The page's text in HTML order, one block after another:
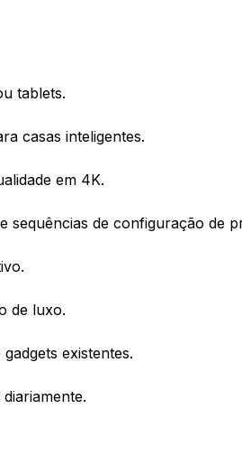
tablets.
casas inteligentes.
em 4K.
sequências de configuração de
de luxo.
existentes.